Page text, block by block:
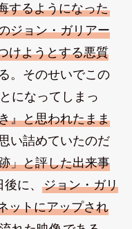
するようになった
ジョン・ガリアー
けようとする悪質
。そのせいでこの
になってしまっ
』と思われたまま
い詰めていたのだ
」と評した出来事
に、 ジョン・ガリ
ットにアップされ